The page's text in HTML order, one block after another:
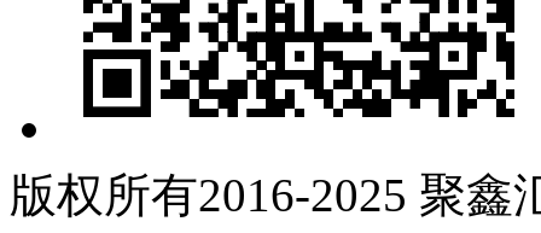
版权所有2016-2025 聚鑫